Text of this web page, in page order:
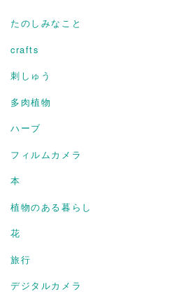
たのしみなこと
crafts
刺しゅう
多肉植物
ハーブ
フィルムカメラ
本
植物のある暮らし
花
旅行
デジタルカメラ